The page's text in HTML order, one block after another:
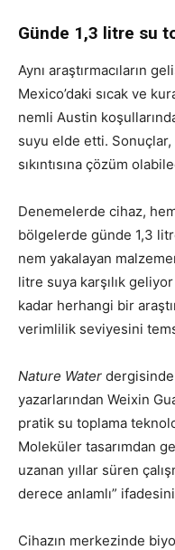
Günde 1,3 litre su
Aynı araştırmacıların
Mexico’daki sıcak ve
nemli Austin
suyu elde etti.
sıkıntısına çözüm
Denemelerde cihaz,
bölgelerde günde 1,3
nem yakalayan
litre suya karşılık
kadar herhangi bir
verimlilik seviyesini
Nature Water dergisinde
yazarlarından Weixin
pratik su toplama
Moleküler tasarımdan
uzanan yıllar süren
derece anlamlı”
Cihazın merkezinde